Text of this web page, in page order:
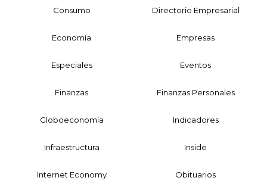
Consumo Directorio Empresarial
Economía Empresas
Especiales Eventos
Finanzas Finanzas Personales
Globoeconomía Indicadores
Infraestructura Inside
Internet Economy Obituarios